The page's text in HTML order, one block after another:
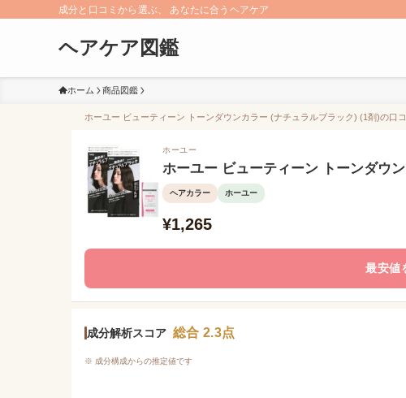
成分と口コミから選ぶ、 あなたに合うヘアケア
ヘアケア図鑑
ホーム 商品図鑑
ホーユー ビューティーン トーンダウンカラー (ナチュラルブラック) (1剤)の口
ホーユー
ホーユー ビューティーン トーンダウ
ヘアカラー ホーユー
¥1,265
最安値
成分解析スコア 総合 2.3点
※ 成分構成からの推定値です